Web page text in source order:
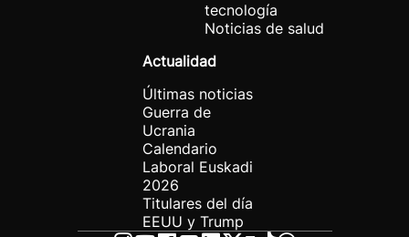
tecnología
Noticias de salud
Actualidad
Últimas noticias
Guerra de
Ucrania
Calendario
Laboral Euskadi
2026
Titulares del día
EEUU y Trump